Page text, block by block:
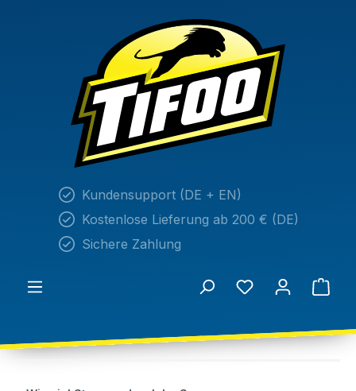
Kundensupport (DE + EN)
Kostenlose Lieferung ab 200 € (DE)
Sichere Zahlung